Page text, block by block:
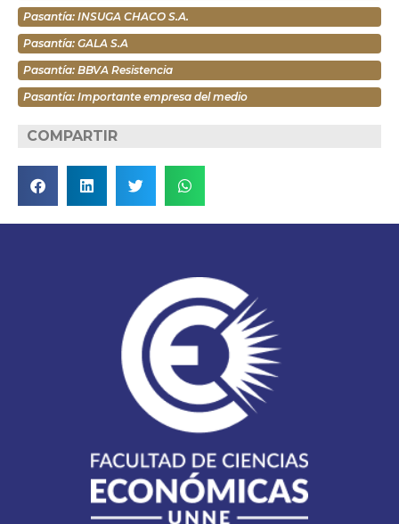
Pasantía: INSUGA CHACO S.A.
Pasantía: GALA S.A
Pasantía: BBVA Resistencia
Pasantía: Importante empresa del medio
COMPARTIR